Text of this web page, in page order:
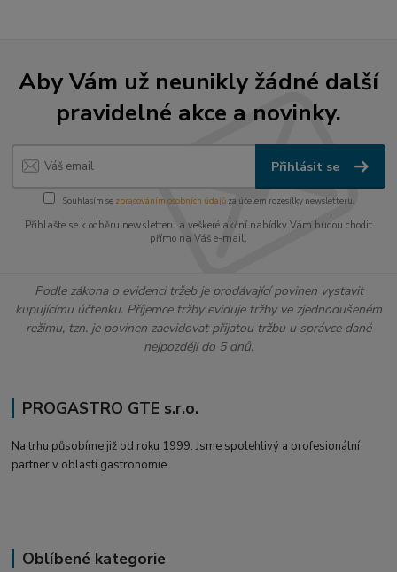
Aby Vám už neunikly žádné další
pravidelné akce a novinky.
Přihlásit se
Souhlasím se zpracováním osobních údajůza účelem rozesílky newsletteru.
Přihlašte se k odběru newsletteru a veškeré akční nabídky Vám budou chodit
přímo na Váš e-mail.
Podle zákona o evidenci tržeb je prodávající povinen vystavit
kupujícímu účtenku. Příjemce tržby eviduje tržby ve zjednodušeném
režimu, tzn. je povinen zaevidovat přijatou tržbu u správce daně
nejpozději do 5 dnů.
PROGASTRO GTE s.r.o.
Na trhu působíme již od roku 1999. Jsme spolehlivý a profesionální
partner v oblasti gastronomie.
Oblíbené kategorie